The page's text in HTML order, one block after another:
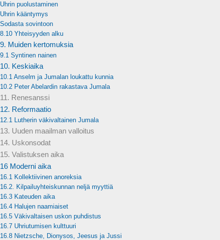
Uhrin puolustaminen
Uhrin kääntymys
Sodasta sovintoon
8.10 Yhteisyyden alku
9. Muiden kertomuksia
9.1 Syntinen nainen
10. Keskiaika
10.1 Anselm ja Jumalan loukattu kunnia
10.2 Peter Abelardin rakastava Jumala
11. Renesanssi
12. Reformaatio
12.1 Lutherin väkivaltainen Jumala
13. Uuden maailman valloitus
14. Uskonsodat
15. Valistuksen aika
16 Moderni aika
16.1 Kollektiivinen anoreksia
16.2. Kilpailuyhteiskunnan neljä myyttiä
16.3 Kateuden aika
16.4 Halujen naamiaiset
16.5 Väkivaltaisen uskon puhdistus
16.7 Uhriutumisen kulttuuri
16.8 Nietzsche, Dionysos, Jeesus ja Jussi